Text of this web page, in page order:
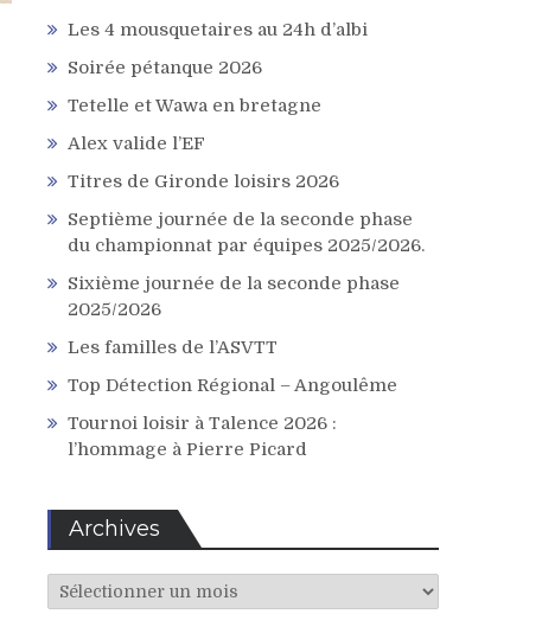
Les 4 mousquetaires au 24h d’albi
Soirée pétanque 2026
Tetelle et Wawa en bretagne
Alex valide l’EF
Titres de Gironde loisirs 2026
Septième journée de la seconde phase
du championnat par équipes 2025/2026.
Sixième journée de la seconde phase
2025/2026
Les familles de l’ASVTT
Top Détection Régional – Angoulême
Tournoi loisir à Talence 2026 :
l’hommage à Pierre Picard
Archives
Archives